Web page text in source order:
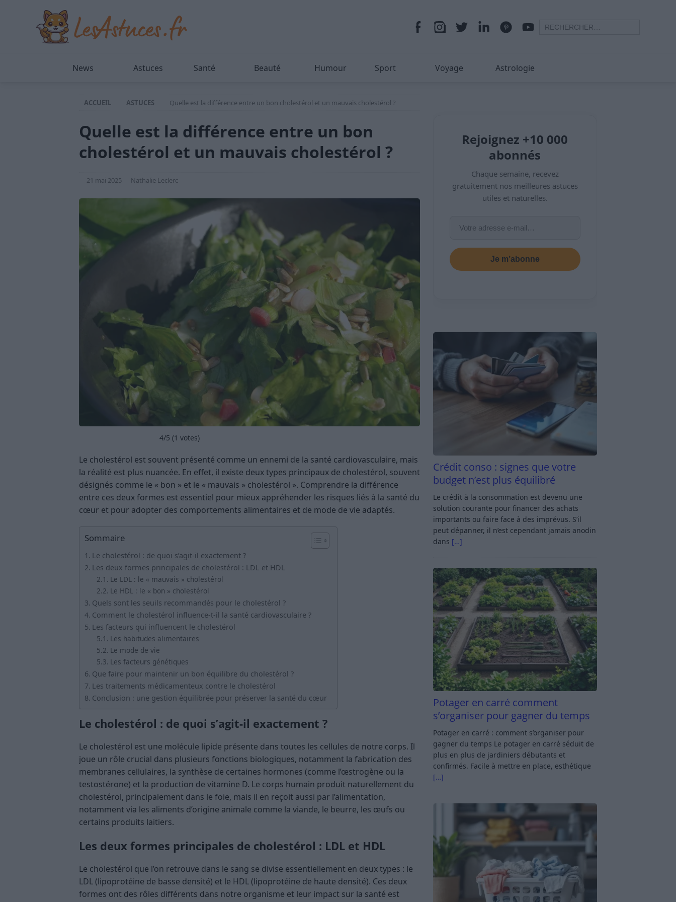
News Astuces Santé Beauté Humour Sport Voyage Astrologie
ACCUEIL ASTUCES Quelle est la différence entre un bon cholestérol et un mauvais cholestérol ?
Quelle est la différence entre un bon
cholestérol et un mauvais cholestérol ?
21 mai 2025 Nathalie Leclerc
4/5 (1 votes)
Le cholestérol est souvent présenté comme un ennemi de la santé cardiovasculaire, mais
la réalité est plus nuancée. En effet, il existe deux types principaux de cholestérol, souvent
désignés comme le « bon » et le « mauvais » cholestérol ». Comprendre la différence
entre ces deux formes est essentiel pour mieux appréhender les risques liés à la santé du
cœur et pour adopter des comportements alimentaires et de mode de vie adaptés.
Sommaire
Le cholestérol : de quoi s’agit-il exactement ?
Les deux formes principales de cholestérol : LDL et HDL
Le LDL : le « mauvais » cholestérol
Le HDL : le « bon » cholestérol
Quels sont les seuils recommandés pour le cholestérol ?
Comment le cholestérol influence-t-il la santé cardiovasculaire ?
Les facteurs qui influencent le cholestérol
Les habitudes alimentaires
Le mode de vie
Les facteurs génétiques
Que faire pour maintenir un bon équilibre du cholestérol ?
Les traitements médicamenteux contre le cholestérol
Conclusion : une gestion équilibrée pour préserver la santé du cœur
Le cholestérol : de quoi s’agit-il exactement ?
Le cholestérol est une molécule lipide présente dans toutes les cellules de notre corps. Il
joue un rôle crucial dans plusieurs fonctions biologiques, notamment la fabrication des
membranes cellulaires, la synthèse de certaines hormones (comme l’œstrogène ou la
testostérone) et la production de vitamine D. Le corps humain produit naturellement du
cholestérol, principalement dans le foie, mais il en reçoit aussi par l’alimentation,
notamment via les aliments d’origine animale comme la viande, le beurre, les œufs ou
certains produits laitiers.
Les deux formes principales de cholestérol : LDL et HDL
Le cholestérol que l’on retrouve dans le sang se divise essentiellement en deux types : le
LDL (lipoprotéine de basse densité) et le HDL (lipoprotéine de haute densité). Ces deux
formes ont des rôles différents dans notre organisme et leur impact sur la santé est
Rejoignez +10 000
abonnés
Chaque semaine, recevez
gratuitement nos meilleures astuces
utiles et naturelles.
Je m’abonne
Crédit conso : signes que votre
budget n’est plus équilibré
Le crédit à la consommation est devenu une
solution courante pour financer des achats
importants ou faire face à des imprévus. S’il
peut dépanner, il n’est cependant jamais anodin
dans […]
Potager en carré comment
s’organiser pour gagner du temps
Potager en carré : comment s’organiser pour
gagner du temps Le potager en carré séduit de
plus en plus de jardiniers débutants et
confirmés. Facile à mettre en place, esthétique
[…]